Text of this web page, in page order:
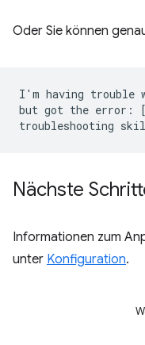
Oder Sie können
I'm having trouble
but got the error:
Nächste
Informationen zum
unter Konfiguration.